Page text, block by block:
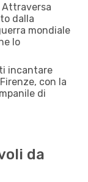
Attraversa
dalla
mondiale
lo
incantare
con la
di
da